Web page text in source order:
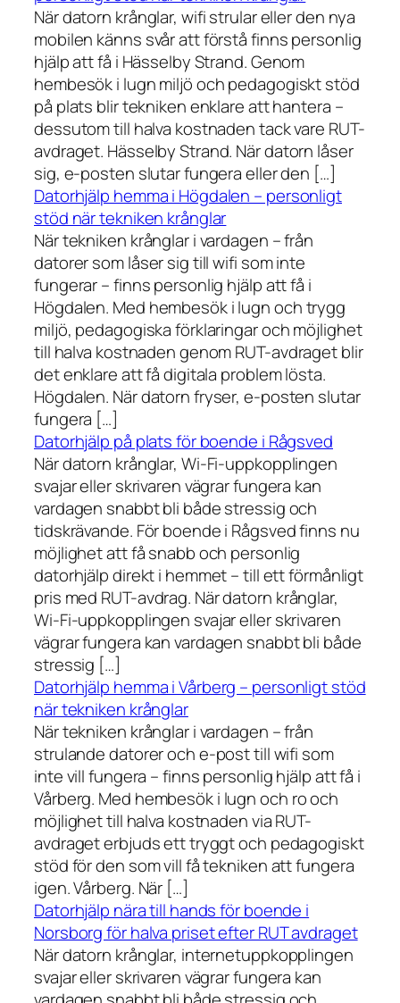
När datorn krånglar, wifi strular eller den nya
mobilen känns svår att förstå finns personlig
hjälp att få i Hässelby Strand. Genom
hembesök i lugn miljö och pedagogiskt stöd
på plats blir tekniken enklare att hantera –
dessutom till halva kostnaden tack vare RUT-
avdraget. Hässelby Strand. När datorn låser
sig, e-posten slutar fungera eller den […]
Datorhjälp hemma i Högdalen – personligt
stöd när tekniken krånglar
När tekniken krånglar i vardagen – från
datorer som låser sig till wifi som inte
fungerar – finns personlig hjälp att få i
Högdalen. Med hembesök i lugn och trygg
miljö, pedagogiska förklaringar och möjlighet
till halva kostnaden genom RUT-avdraget blir
det enklare att få digitala problem lösta.
Högdalen. När datorn fryser, e-posten slutar
fungera […]
Datorhjälp på plats för boende i Rågsved
När datorn krånglar, Wi-Fi-uppkopplingen
svajar eller skrivaren vägrar fungera kan
vardagen snabbt bli både stressig och
tidskrävande. För boende i Rågsved finns nu
möjlighet att få snabb och personlig
datorhjälp direkt i hemmet – till ett förmånligt
pris med RUT-avdrag. När datorn krånglar,
Wi-Fi-uppkopplingen svajar eller skrivaren
vägrar fungera kan vardagen snabbt bli både
stressig […]
Datorhjälp hemma i Vårberg – personligt stöd
när tekniken krånglar
När tekniken krånglar i vardagen – från
strulande datorer och e-post till wifi som
inte vill fungera – finns personlig hjälp att få i
Vårberg. Med hembesök i lugn och ro och
möjlighet till halva kostnaden via RUT-
avdraget erbjuds ett tryggt och pedagogiskt
stöd för den som vill få tekniken att fungera
igen. Vårberg. När […]
Datorhjälp nära till hands för boende i
Norsborg för halva priset efter RUT avdraget
När datorn krånglar, internetuppkopplingen
svajar eller skrivaren vägrar fungera kan